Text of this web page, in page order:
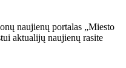
naujienų portalas „Miesto
aktualijų naujienų rasite